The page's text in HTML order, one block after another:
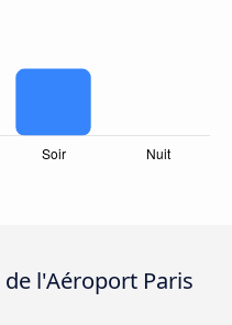
l'Aéroport Paris